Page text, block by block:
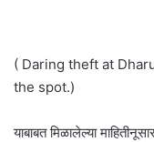
( Daring theft at
the spot.)
याबाबत मिळालेल्या